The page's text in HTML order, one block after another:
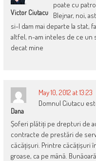
Victor Ciutacu
poate cu
Blejnar, noi,
si-l dam mai departe la stat,
altfel, n-am inteles de ce un
decat mine
Dana
May 10, 2012 at 13:23
Domnul Ciutacu
Șoferi plătiți pe drepturi de
contracte de prestări de
căcățișuri. Printre căcățișuri
groase, ca pe mână.